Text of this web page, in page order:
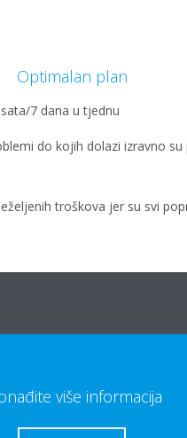
Optimalan plan
7 dana u tjednu
do kojih dolazi izravno su
troškova jer su svi
više informacija